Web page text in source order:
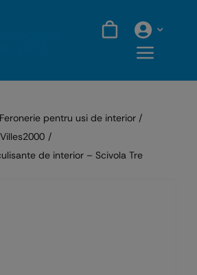
Feronerie pentru usi de interior
de interior – Scivola Tre